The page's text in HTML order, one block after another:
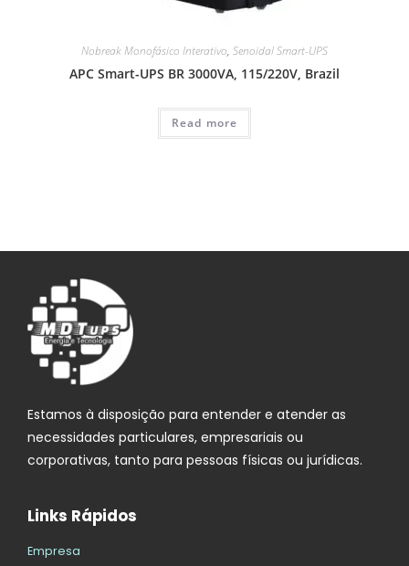
Nobreak Monofásico Interativo, Senoidal Smart-UPS
APC Smart-UPS BR 3000VA, 115/220V, Brazil
Read more
Estamos à disposição para entender e atender as
necessidades particulares, empresariais ou
corporativas, tanto para pessoas físicas ou jurídicas.
Links Rápidos
Empresa